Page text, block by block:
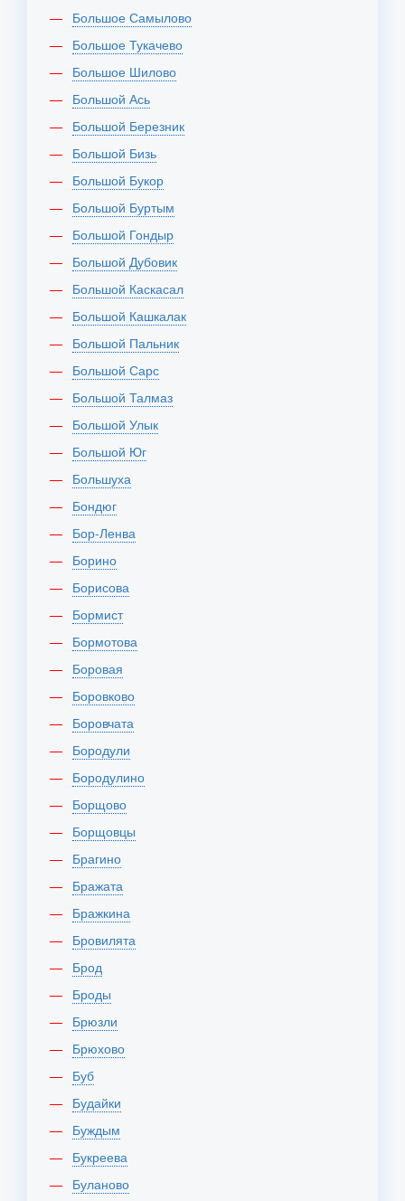
Большое Самылово
Большое Тукачево
Большое Шилово
Большой Ась
Большой Березник
Большой Бизь
Большой Букор
Большой Буртым
Большой Гондыр
Большой Дубовик
Большой Каскасал
Большой Кашкалак
Большой Пальник
Большой Сарс
Большой Талмаз
Большой Улык
Большой Юг
Большуха
Бондюг
Бор-Ленва
Борино
Борисова
Бормист
Бормотова
Боровая
Боровково
Боровчата
Бородули
Бородулино
Борщово
Борщовцы
Брагино
Бражата
Бражкина
Бровилята
Брод
Броды
Брюзли
Брюхово
Буб
Будайки
Буждым
Букреева
Буланово